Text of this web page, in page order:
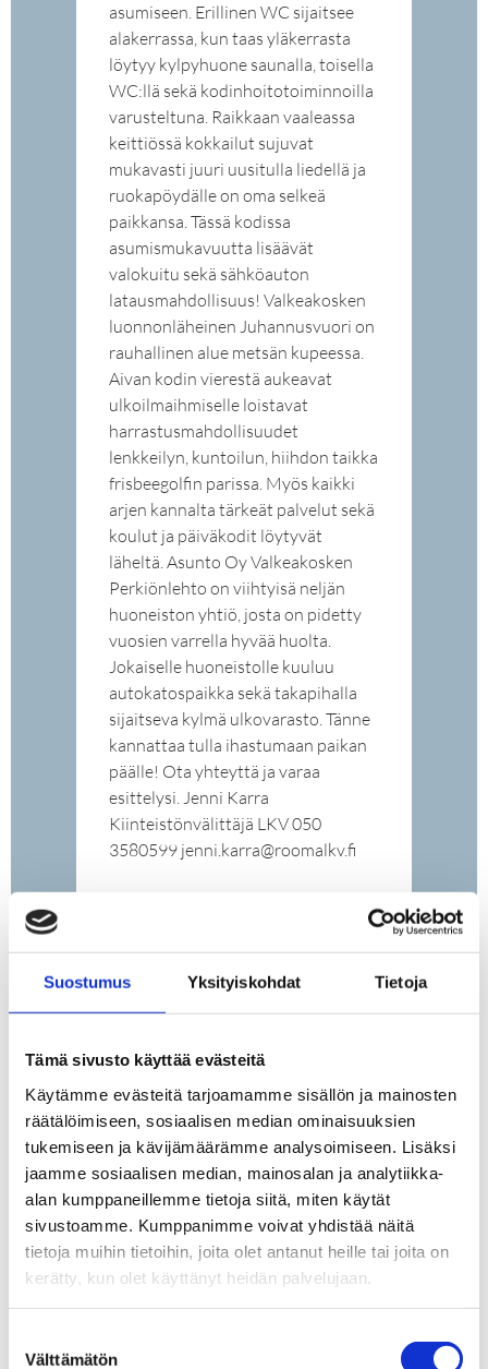
Suostumus Yksityiskohdat Tietoja
Tämä sivusto käyttää evästeitä
Käytämme evästeitä tarjoamamme sisällön ja mainosten
räätälöimiseen, sosiaalisen median ominaisuuksien
tukemiseen ja kävijämäärämme analysoimiseen. Lisäksi
jaamme sosiaalisen median, mainosalan ja analytiikka-
alan kumppaneillemme tietoja siitä, miten käytät
sivustoamme. Kumppanimme voivat yhdistää näitä
tietoja muihin tietoihin, joita olet antanut heille tai joita on
kerätty, kun olet käyttänyt heidän palvelujaan.
valinta
Välttämätön
asumiseen. Erillinen WC sijaitsee
alakerrassa, kun taas yläkerrasta
löytyy kylpyhuone saunalla, toisella
WC:llä sekä kodinhoitotoiminnoilla
varusteltuna. Raikkaan vaaleassa
keittiössä kokkailut sujuvat
mukavasti juuri uusitulla liedellä ja
ruokapöydälle on oma selkeä
paikkansa. Tässä kodissa
asumismukavuutta lisäävät
valokuitu sekä sähköauton
latausmahdollisuus! Valkeakosken
luonnonläheinen Juhannusvuori on
rauhallinen alue metsän kupeessa.
Aivan kodin vierestä aukeavat
ulkoilmaihmiselle loistavat
harrastusmahdollisuudet
lenkkeilyn, kuntoilun, hiihdon taikka
frisbeegolfin parissa. Myös kaikki
arjen kannalta tärkeät palvelut sekä
koulut ja päiväkodit löytyvät
läheltä. Asunto Oy Valkeakosken
Perkiönlehto on viihtyisä neljän
huoneiston yhtiö, josta on pidetty
vuosien varrella hyvää huolta.
Jokaiselle huoneistolle kuuluu
autokatospaikka sekä takapihalla
sijaitseva kylmä ulkovarasto. Tänne
kannattaa tulla ihastumaan paikan
päälle! Ota yhteyttä ja varaa
esittelysi. Jenni Karra
Kiinteistönvälittäjä LKV 050
3580599 jenni.karra@roomalkv.fi
PERUSTIEDOT:
Perkiöntie 2C
HUONEISTO:
Perkiöntie 2C A2
TYYPPI:
rivitalo
VELATON
HINTA:
159 000 €
159 000 €